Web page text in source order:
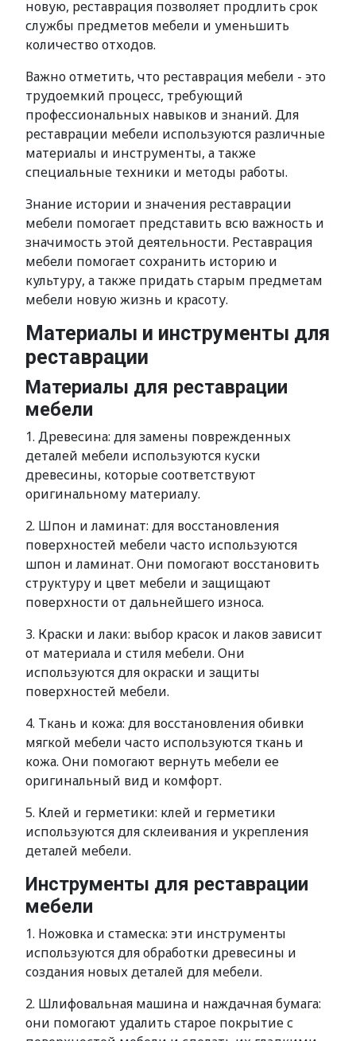
новую, реставрация позволяет продлить срок
службы предметов мебели и уменьшить
количество отходов.
Важно отметить, что реставрация мебели - это
трудоемкий процесс, требующий
профессиональных навыков и знаний. Для
реставрации мебели используются различные
материалы и инструменты, а также
специальные техники и методы работы.
Знание истории и значения реставрации
мебели помогает представить всю важность и
значимость этой деятельности. Реставрация
мебели помогает сохранить историю и
культуру, а также придать старым предметам
мебели новую жизнь и красоту.
Материалы и инструменты для
реставрации
Материалы для реставрации
мебели
1. Древесина: для замены поврежденных
деталей мебели используются куски
древесины, которые соответствуют
оригинальному материалу.
2. Шпон и ламинат: для восстановления
поверхностей мебели часто используются
шпон и ламинат. Они помогают восстановить
структуру и цвет мебели и защищают
поверхности от дальнейшего износа.
3. Краски и лаки: выбор красок и лаков зависит
от материала и стиля мебели. Они
используются для окраски и защиты
поверхностей мебели.
4. Ткань и кожа: для восстановления обивки
мягкой мебели часто используются ткань и
кожа. Они помогают вернуть мебели ее
оригинальный вид и комфорт.
5. Клей и герметики: клей и герметики
используются для склеивания и укрепления
деталей мебели.
Инструменты для реставрации
мебели
1. Ножовка и стамеска: эти инструменты
используются для обработки древесины и
создания новых деталей для мебели.
2. Шлифовальная машина и наждачная бумага:
они помогают удалить старое покрытие с